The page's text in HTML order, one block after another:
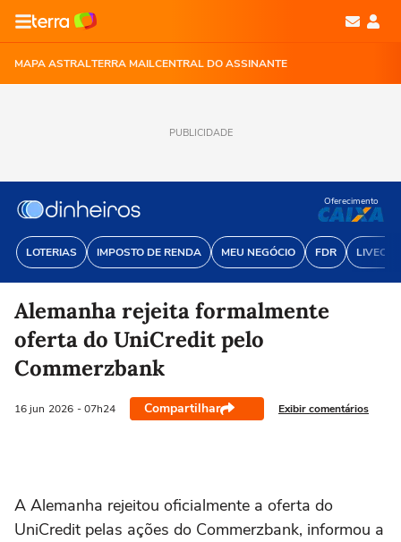
MAPA ASTRALTERRA MAILCENTRAL DO ASSINANTE
PUBLICIDADE
LOTERIAS IMPOSTO DE RENDA MEU NEGÓCIO FDR
Oferecimento
Alemanha rejeita formalmente
oferta do UniCredit pelo
Commerzbank
16 jun 2026 - 07h24 Compartilhar Exibir comentários
A Alemanha rejeitou oficialmente a oferta do
‌UniCredit pelas ações do Commerzbank, informou a